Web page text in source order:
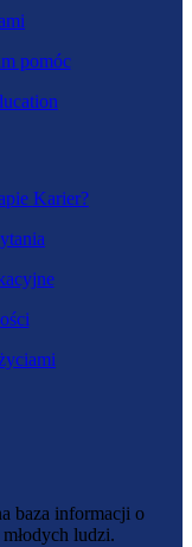
baza informacji o
ludzi.
Karier?
pomóc